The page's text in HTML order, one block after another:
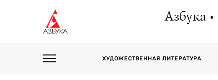
Азбука
ХУДОЖЕСТВЕННАЯ ЛИТЕРАТУРА